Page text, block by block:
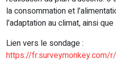
la consommation et
l’adaptation au climat, ainsi
Lien vers le sondage :
https://fr.surveymonkey.com/